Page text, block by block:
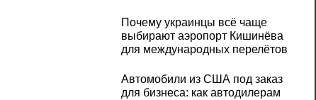
Почему украинцы всё чаще
выбирают аэропорт Кишинёва
для международных перелётов
Автомобили из США под заказ
для бизнеса: как автодилерам